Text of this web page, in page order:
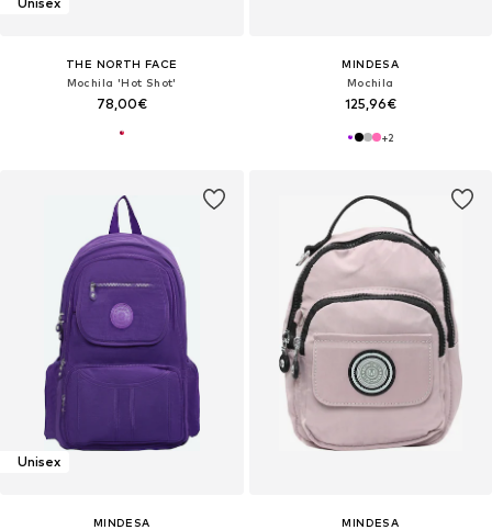
THE NORTH FACE
Mochila 'Hot Shot'
78,00€
MINDESA
Mochila
125,96€
+2
Unisex
MINDESA
MINDESA